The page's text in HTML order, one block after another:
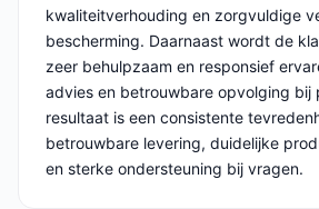
kwaliteitverhouding en zorgvuldige
bescherming. Daarnaast wordt de
zeer behulpzaam en responsief
advies en betrouwbare opvolging bij
resultaat is een consistente
betrouwbare levering, duidelijke
en sterke ondersteuning bij vragen.